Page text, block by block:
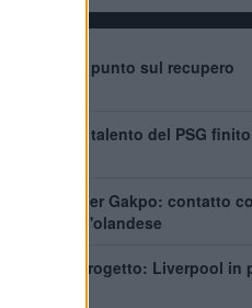
il ritorno: il punto sul recupero
Mbaye, il talento del PSG
scatenato per Gakpo: contatto
vuole l'olandese
fuori dal progetto: Liverpool in
fa la fila